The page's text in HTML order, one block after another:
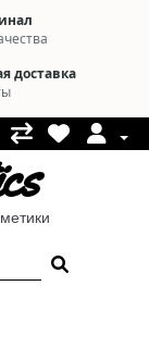
доставка